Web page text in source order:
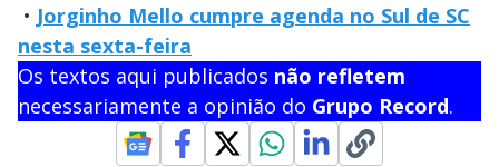
• Jorginho Mello cumpre agenda no Sul de SC
nesta sexta-feira
Os textos aqui publicados não refletem
necessariamente a opinião do Grupo Record.